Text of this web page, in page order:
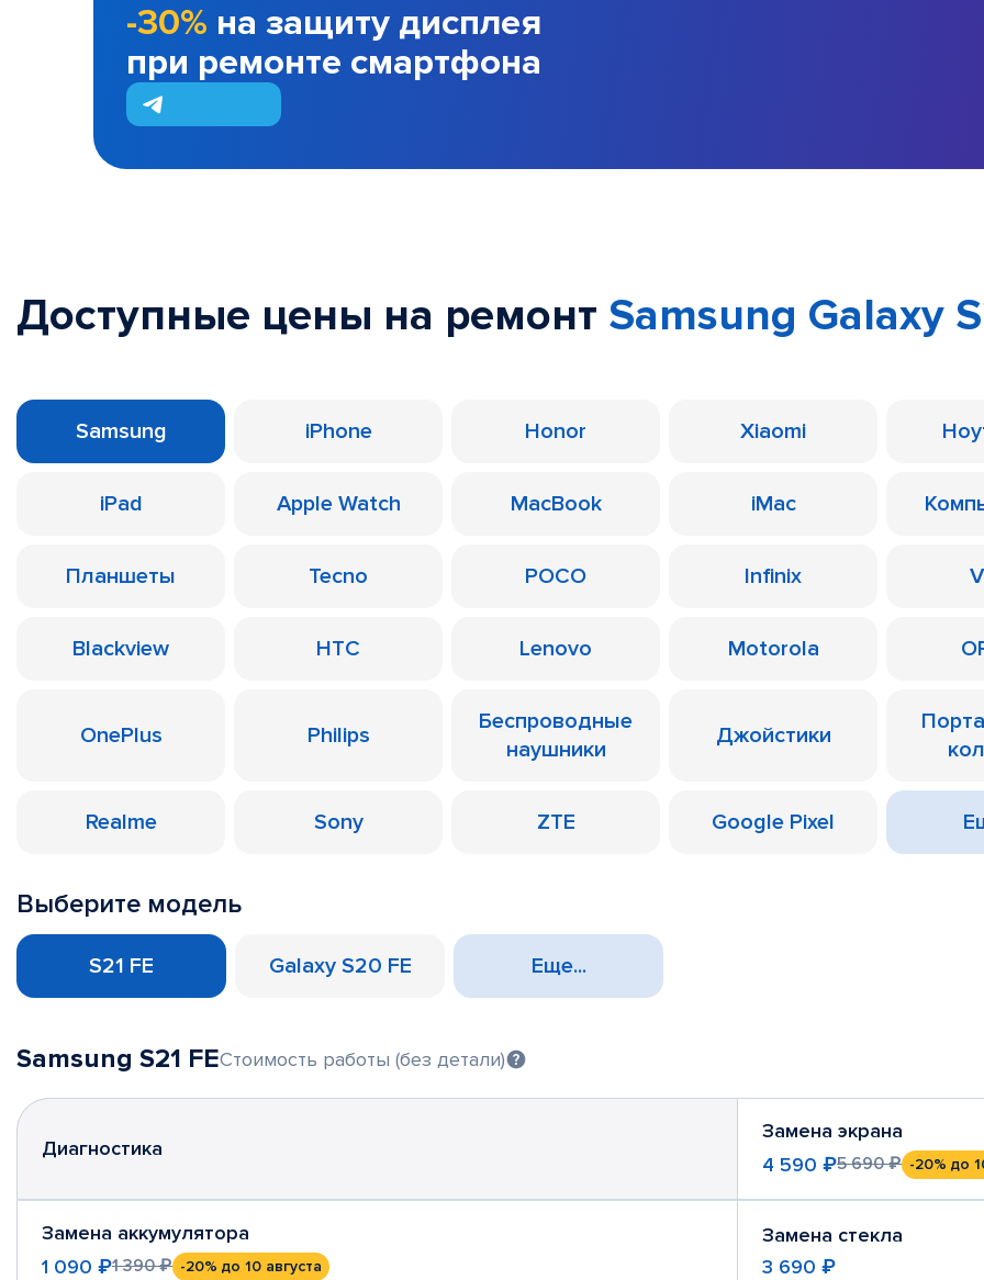
-30% на защиту дисплея
при ремонте смартфона
Доступные цены на ремонт Samsung Galaxy
Samsung iPhone Honor Xiaomi
iPad Apple Watch MacBook iMac
Планшеты Tecno POCO Infinix
Blackview HTC Lenovo Motorola
OnePlus Philips
Беспроводные
наушники
Джойстики
Realme Sony ZTE Google Pixel
Выберите модель
S21 FE Galaxy S20 FE Еще...
Samsung S21 FEСтоимость работы (без детали)
Диагностика
Замена экрана
4 590 ₽5 690 ₽ -20% до
Замена аккумулятора
1 090 ₽1 390 ₽ -20% до 10 августа
Замена стекла
3 690 ₽